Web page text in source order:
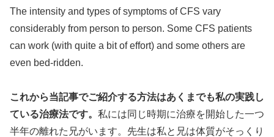
The intensity and types of symptoms of CFS vary
considerably from person to person. Some CFS patients
can work (with quite a bit of effort) and some others are
even bed-ridden.
これから当記事でご紹介する方法はあくまでも私の実践し
ている治療法です。 私には同じ時期に治療を開始した一つ
半年の離れた兄がいます。先生は私と兄は体質がそっくり